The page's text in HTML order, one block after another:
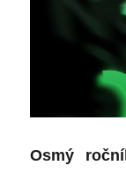
Osmý roční